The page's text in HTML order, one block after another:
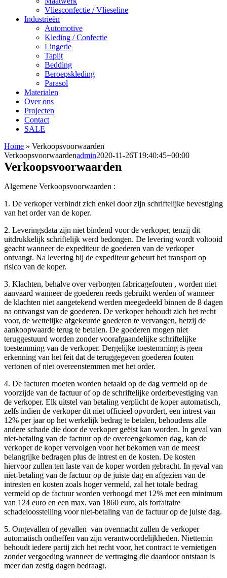
Vliesconfectie / Vlieseline
Industrieën
Automotive
Kleding / Confectie
Lingerie
Tapijt
Bedding
Beroepskleding
Parasol
Materialen
Over ons
Projecten
Contact
SALE
Home » Verkoopsvoorwaarden
Verkoopsvoorwaardenadmin2020-11-26T19:40:45+00:00
Verkoopsvoorwaarden
Algemene Verkoopsvoorwaarden :
1. De verkoper verbindt zich enkel door zijn schriftelijke bevestiging
van het order van de koper.
2. Leveringsdata zijn niet bindend voor de verkoper, tenzij dit
uitdrukkelijk schriftelijk werd bedongen. De levering wordt voltooid
geacht wanneer de expediteur de goederen van de verkoper
ontvangt. Na levering bij de expediteur gebeurt het transport op
risico van de koper.
3. Klachten, behalve over verborgen fabricagefouten , worden niet
aanvaard wanneer de goederen reeds gebruikt werden of wanneer
de klachten niet aangetekend werden meegedeeld binnen de 8 dagen
na ontvangst van de goederen. De verkoper behoudt zich het recht
voor, de wettelijke afgekeurde goederen te vervangen, hetzij de
aankoopwaarde terug te betalen. De goederen mogen niet
teruggestuurd worden zonder voorafgaandelijke schriftelijke
toestemming van de verkoper. Dergelijke toestemming is geen
erkenning van het feit dat de teruggegeven goederen fouten
vertonen of niet overeenstemmen met het order.
4. De facturen moeten worden betaald op de dag vermeld op de
voorzijde van de factuur of op de schriftelijke orderbevestiging van
de verkoper. Elk uitstel van betaling verplicht de koper automatisch,
zelfs indien de verkoper dit niet officieel opvordert, een intrest van
12% per jaar op het werkelijk bedrag te betalen, behoudens alle
andere schade die door de verkoper geëist kan worden. In geval van
niet-betaling van de factuur op de overeengekomen dag, kan de
verkoper de koper vervolgen voor het bekomen van de meest
belangrijke bedragen plus de intrest en de kosten. De kosten
hiervoor zullen ten laste van de koper worden gebracht. In geval van
niet-betaling van de factuur op de juiste dag en afgezien van de
intresten en kosten zoals hoger vermeld, zal het totale bedrag
vermeld op de factuur worden verhoogd met 12% met een minimum
van 124 euro en een max. van 1860 euro, als forfaitaire
schadeloosstelling voor niet-betaling van de factuur op de juiste dag.
5. Ongevallen of gevallen van overmacht zullen de verkoper
automatisch ontheffen van zijn verantwoordelijkheden. Niettemin
behoudt iedere partij zich het recht voor, het contract te vernietigen
zonder vergoeding wanneer de vertraging die daardoor ontstaan is
meer dan zestig dagen bedraagt.